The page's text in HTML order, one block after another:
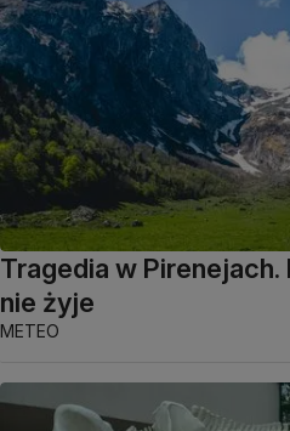
Tragedia w
nie żyje
METEO